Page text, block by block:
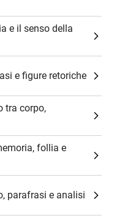
e il senso della
e figure retoriche
tra corpo,
follia e
parafrasi e analisi